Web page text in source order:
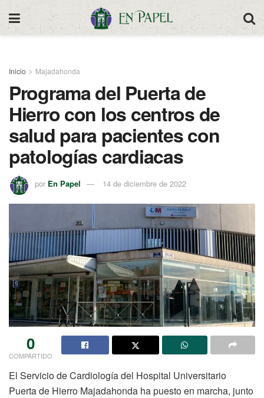
Inicio Majadahonda
Programa del Puerta de
Hierro con los centros de
salud para pacientes con
patologías cardiacas
por En Papel 14 de diciembre de 2022
0
COMPARTIDO
El Servicio de Cardiología del Hospital Universitario
Puerta de Hierro Majadahonda ha puesto en marcha, junto